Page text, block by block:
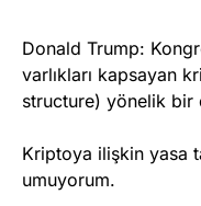
Donald Trump:
varlıkları kapsayan
structure) yönelik bir
Kriptoya ilişkin yasa
umuyorum.